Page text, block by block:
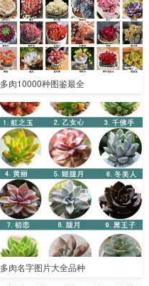
多肉10000种图鉴最全
多肉名字图片大全品种